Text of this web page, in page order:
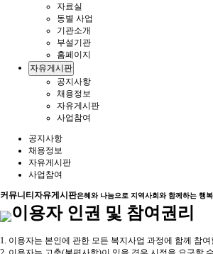
자료실
동별 사업
기관소개
부설기관
홈페이지
자유게시판
공지사항
채용정보
자유게시판
사업참여
공지사항
채용정보
자유게시판
사업참여
커뮤니티 자유게시판은혜와 나눔으로 지역사회와 함께하는 행
이용자 인권 및 참여권리
1. 이용자는 본인에 관한 모든 복지사업 과정에 함께 참여